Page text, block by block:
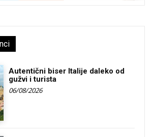
Autentični biser Italije daleko od
gužvi i turista
06/08/2026